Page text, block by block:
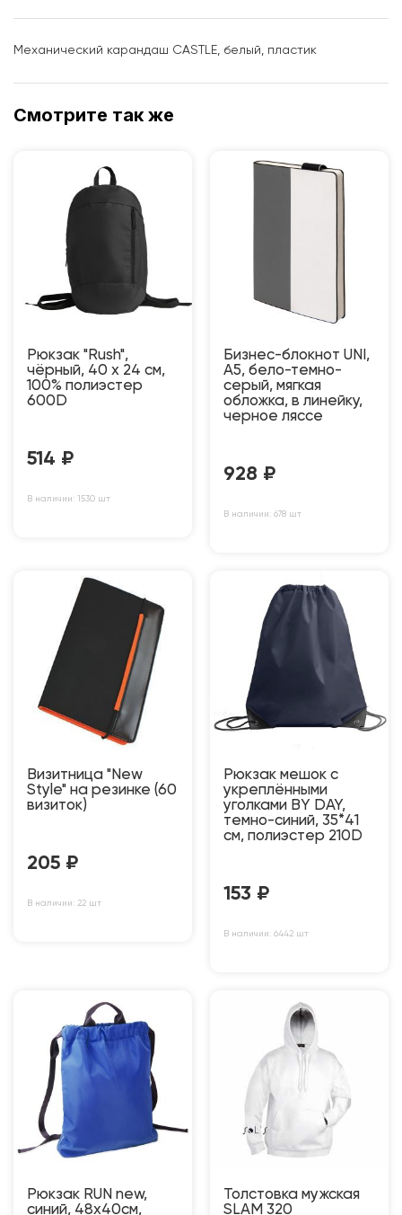
Механический карандаш CASTLE, белый, пластик
Смотрите так же
Рюкзак "Rush",
чёрный, 40 x 24 см,
100% полиэстер
600D
514 ₽
В наличии: 1530 шт
Бизнес-блокнот UNI,
A5, бело-темно-
серый, мягкая
обложка, в линейку,
черное ляссе
928 ₽
В наличии: 678 шт
Визитница "New
Style" на резинке (60
визиток)
205 ₽
В наличии: 22 шт
Рюкзак мешок с
укреплёнными
уголками BY DAY,
темно-синий, 35*41
см, полиэстер 210D
153 ₽
В наличии: 6442 шт
Рюкзак RUN new,
синий, 48х40см,
Толстовка мужская
SLAM 320